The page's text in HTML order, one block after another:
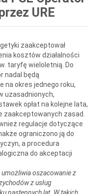
URE
zaakceptował
kosztów działalności
taryfę wieloletnią. Do
nadal będą
na okres jednego roku,
uzasadnionych,
opłat na kolejne lata,
zaakceptowanych zasad.
regulacje dotyczące
ograniczono ją do
a procedura
do akceptacji
oszacowanie z
z usług
następnych lat. W takich